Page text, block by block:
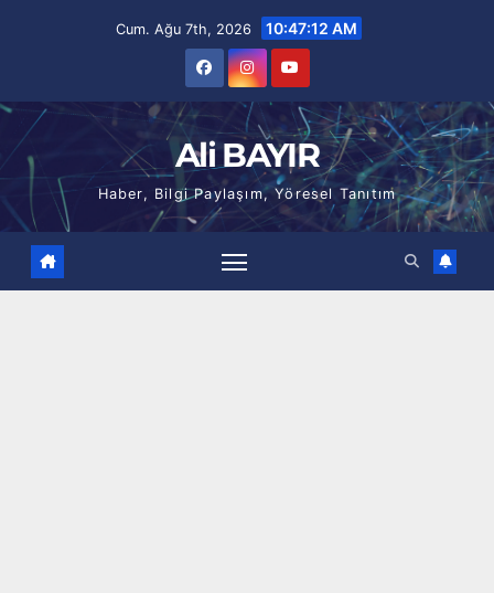
Cum. Ağu 7th, 2026 10:47:13 AM
Ali BAYIR
Haber, Bilgi Paylaşım, Yöresel Tanıtım